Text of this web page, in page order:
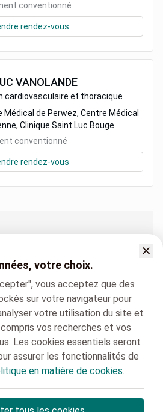
conventionné
rendez-vous
VANOLANDE
cardiovasculaire et thoracique
Médical de Perwez, Centre Médical
Clinique Saint Luc Bouge
conventionné
rendez-vous
votre choix.
vous acceptez que des
sur votre navigateur pour
votre utilisation du site et
vos recherches et vos
Les cookies essentiels seront
assurer les fonctionnalités de
en matière de cookies.